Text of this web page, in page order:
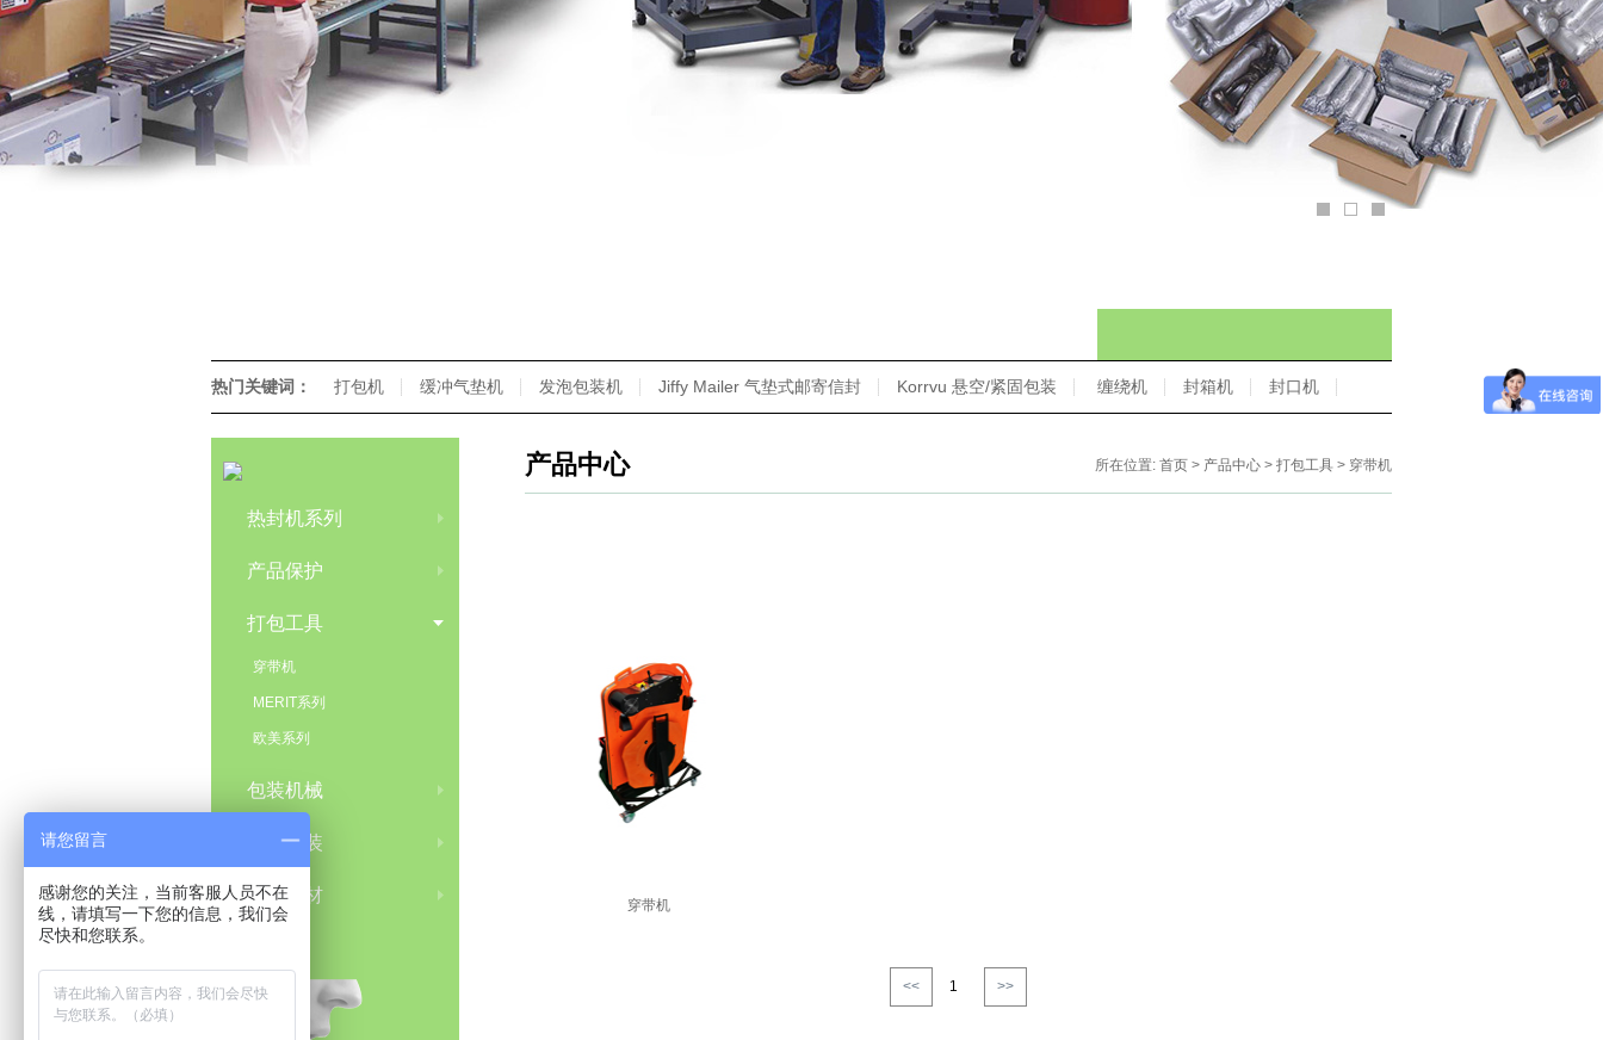
热门关键词： 打包机 缓冲气垫机 发泡包装机 Jiffy Mailer 气垫式邮寄信封 Korrvu 悬空/紧固包装 缠绕机 封箱机 封口机
热封机系列
产品保护
打包工具
穿带机
MERIT系列
欧美系列
包装机械
智能包装
包装耗材
所在位置: 首页 > 产品中心 > 打包工具 > 穿带机
产品中心
穿带机
<< 1 >>
请您留言
感谢您的关注，当前客服人员不在
线，请填写一下您的信息，我们会
尽快和您联系。